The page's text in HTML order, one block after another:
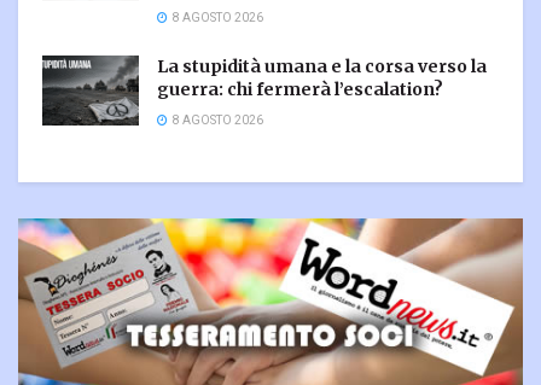
8 AGOSTO 2026
La stupidità umana e la corsa verso la
guerra: chi fermerà l’escalation?
8 AGOSTO 2026